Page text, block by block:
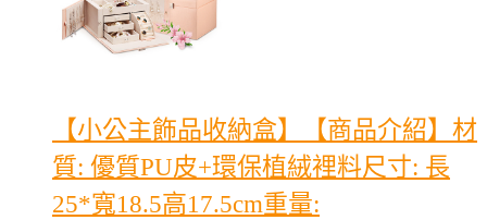
【小公主飾品收納盒】【商品介紹】材
質: 優質PU皮+環保植絨裡料尺寸: 長
25*寬18.5高17.5cm重量: